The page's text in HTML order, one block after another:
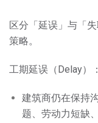
区分「延误」与「
策略。
工期延误（Delay）：
建筑商仍在保持
题、劳动力短缺